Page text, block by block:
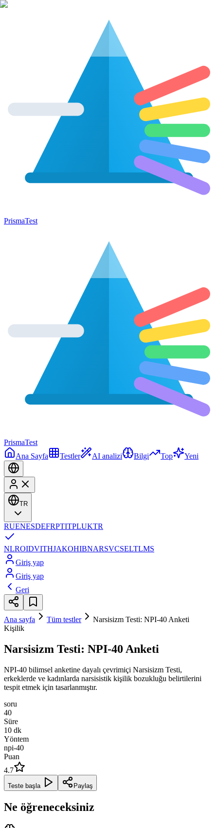
PrismaTest
PrismaTest
Ana Sayfa
Testler AI analizi Bilgi Top Yeni
TR
RUENESDEFRPTITPLUKTR
NLROIDVITHJAKOHIBNARSVCSELTLMS
Giriş yap
Giriş yap
Geri
Ana sayfa Tüm testler
Narsisizm Testi: NPI-40 Anketi
Kişilik
Narsisizm Testi: NPI-40 Anketi
NPI-40 bilimsel anketine dayalı çevrimiçi Narsisizm Testi,
erkeklerde ve kadınlarda narsisistik kişilik bozukluğu belirtilerini
tespit etmek için tasarlanmıştır.
soru
40
Süre
10 dk
Yöntem
npi-40
Puan
4.7
Teste başla Paylaş
Ne öğreneceksiniz